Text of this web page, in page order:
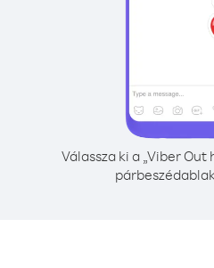
Válassza ki a „Viber